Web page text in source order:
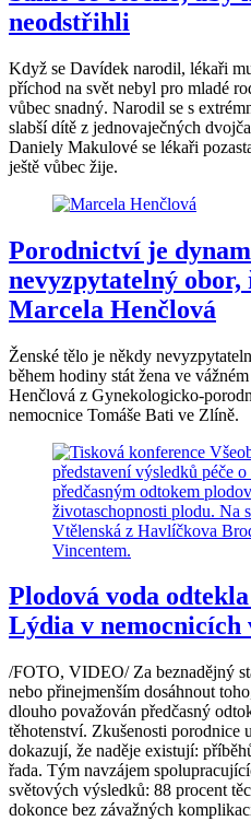
neodstřihli
Když se Davídek narodil, lékaři
příchod na svět nebyl pro mladé
vůbec snadný. Narodil se s
slabší dítě z jednovaječných
Daniely Makulové se lékaři
ještě vůbec žije.
Porodnictví je
nevyzpytatelný
Marcela Henčlová
Ženské tělo je někdy
během hodiny stát žena ve
Henčlová z Gynekologicko-
nemocnice Tomáše Bati ve Zlíně.
Plodová voda
Lýdia v nemocnicích
/FOTO, VIDEO/ Za beznadějný
nebo přinejmenším dosáhnout
dlouho považován předčasný
těhotenství. Zkušenosti porodnice
dokazují, že naděje existují:
řada. Tým navzájem
světových výsledků: 88 procent
dokonce bez závažných